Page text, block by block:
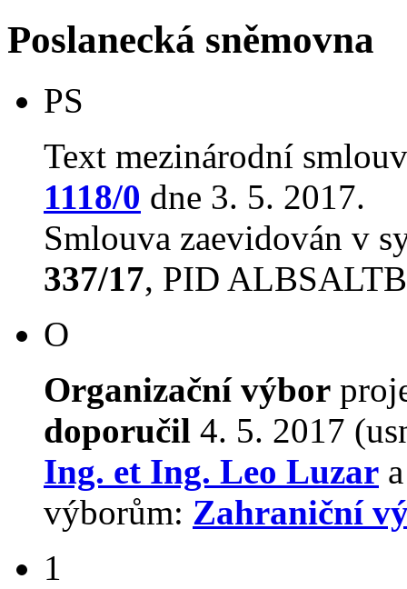
Poslanecká sněmovna
PS
Text mezinárodní
1118/0 dne 3. 5. 2017.
Smlouva zaevidován v
337/17, PID
O
Organizační výbor
doporučil 4. 5. 2017
Ing. et Ing. Leo Luzar
výborům: Zahraniční
1